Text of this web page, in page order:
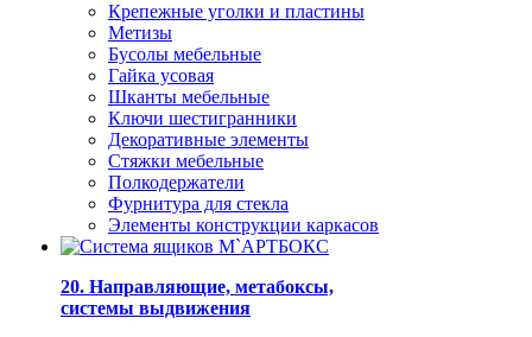
Крепежные уголки и пластины
Метизы
Бусолы мебельные
Гайка усовая
Шканты мебельные
Ключи шестигранники
Декоративные элементы
Стяжки мебельные
Полкодержатели
Фурнитура для стекла
Элементы конструкции каркасов
20. Направляющие, метабоксы,
системы выдвижения